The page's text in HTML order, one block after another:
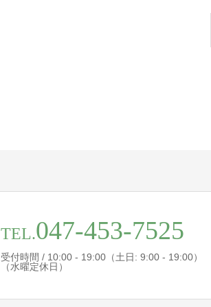
TEL.047-453-7525
受付時間 / 10:00 - 19:00（土日: 9:00 - 19:00）
（水曜定休日）